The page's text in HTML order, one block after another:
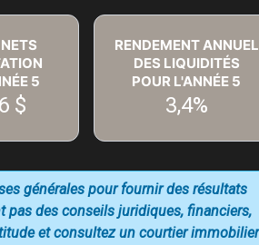
5
$
RENDEMENT ANNUEL
DES LIQUIDITÉS
POUR L'ANNÉE 5
3,4%
générales pour fournir des résultats
des conseils juridiques, financiers,
et consultez un courtier immobilier